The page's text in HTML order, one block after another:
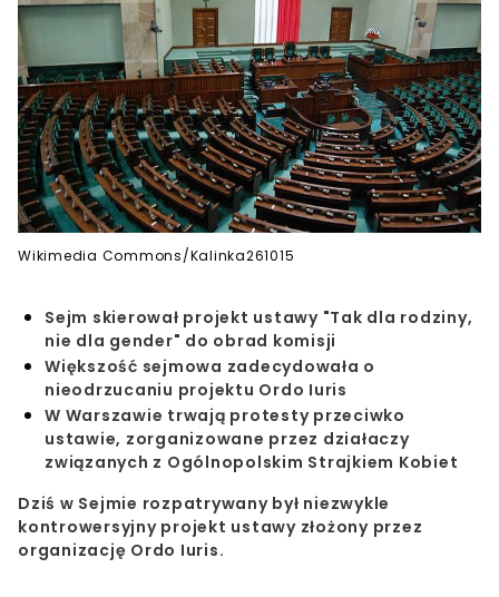
Wikimedia Commons/Kalinka261015
Sejm skierował projekt ustawy "Tak dla rodziny,
nie dla gender" do obrad komisji
Większość sejmowa zadecydowała o
nieodrzucaniu projektu Ordo Iuris
W Warszawie trwają protesty przeciwko
ustawie, zorganizowane przez działaczy
związanych z Ogólnopolskim Strajkiem Kobiet
Dziś w Sejmie rozpatrywany był niezwykle
kontrowersyjny projekt ustawy złożony przez
organizację Ordo Iuris.